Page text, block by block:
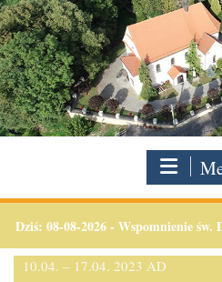
Dziś: 08-08-2026- Wspomnienie
10.04. – 17.04. 2023 AD